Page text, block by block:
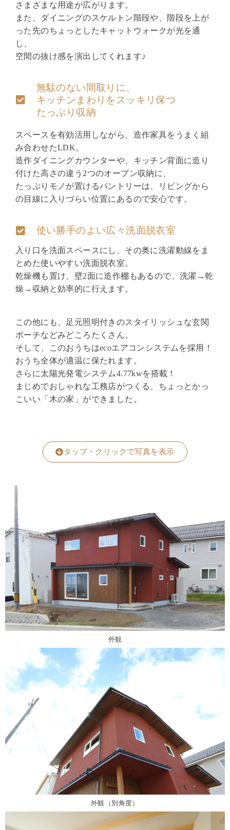
さまざまな用途が広がります。
また、ダイニングのスケルトン階段や、階段を上が
った先のちょっとしたキャットウォークが光を通
し、
空間の抜け感を演出してくれます♪
無駄のない間取りに、
キッチンまわりをスッキリ保つ
たっぷり収納
スペースを有効活用しながら、造作家具をうまく組
み合わせたLDK。
造作ダイニングカウンターや、キッチン背面に造り
付けた高さの違う2つのオープン収納に、
たっぷりモノが置けるパントリーは、リビングから
の目線に入りづらい位置にあるので安心です。
使い勝手のよい広々洗面脱衣室
入り口を洗面スペースにし、その奥に洗濯動線をま
とめた使いやすい洗面脱衣室。
乾燥機も置け、壁2面に造作棚もあるので、洗濯→乾
燥→収納と効率的に行えます。
この他にも、足元照明付きのスタイリッシュな玄関
ポーチなどみどころたくさん。
そして、このおうちはecoエアコンシステムを採用！
おうち全体が適温に保たれます。
さらに太陽光発電システム4.77kwを搭載！
まじめでおしゃれな工務店がつくる、ちょっとかっ
こいい「木の家」ができました。
タップ・クリックで写真を表示
外観
外観（別角度）